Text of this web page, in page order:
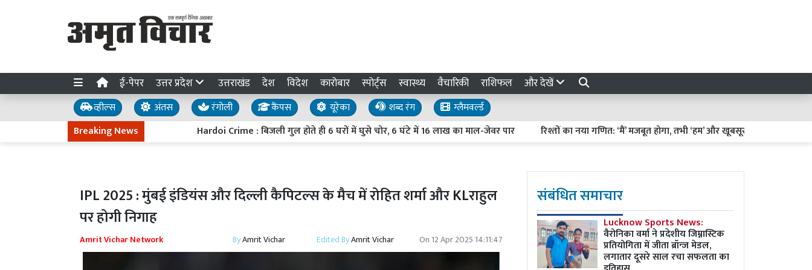
ई-पेपर उत्तर प्रदेश उत्तराखंड देश विदेश कारोबार स्पोर्ट्स स्वास्थ्य वैचारिकी राशिफल और देखें
व्हील्स अंतस रंगोली कैंपस यूरेका शब्द रंग
ग्लैमवर्ल्ड
Breaking News
Hardoi Crime : बिजली गुल होते ही 6 घरों में घुसे चोर, 6 घंटे में 16 लाख का माल-जेवर पार रिश्तों का नया गणित: ‘मैं’ मजबूत होगा, तभी ‘हम’ और खूबसूरत बनेगा
IPL 2025 : मुंबई इंडियंस और दिल्ली कैपिटल्स के मैच में रोहित शर्मा और KLराहुल
पर होगी निगाह
Amrit Vichar Network ByAmrit Vichar Edited ByAmrit Vichar On 12 Apr 2025 14:11:47
संबंधित समाचार
Lucknow Sports News:
वैरोनिका वर्मा ने प्रदेशीय जिम्नास्टिक
प्रतियोगिता में जीता ब्रॉन्ज मेडल,
लगातार दूसरे साल रचा सफलता का